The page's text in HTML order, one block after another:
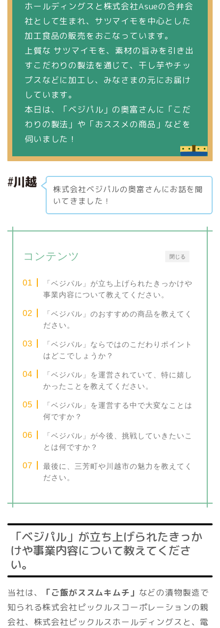
ホールディングスと株式会社Asueの合弁会
社として生まれ、サツマイモを中心とした
加工食品の販売をおこなっています。
上質な サツマイモを、素材の旨みを引き出
すこだわりの製法を通じて、干し芋やチッ
プスなどに加工し、みなさまの元にお届け
しています。
本日は、「ベジパル」の奥富さんに「こだ
わりの製法」や「おススメの商品」などを
伺いました！
株式会社ベジパルの奥富さんにお話を聞
いてきました！
閉じる
コンテンツ
「ベジパル」が立ち上げられたきっかけや
事業内容について教えてください。
「ベジパル」のおすすめの商品を教えてく
ださい。
「ベジパル」ならではのこだわりポイント
はどこでしょうか？
「ベジパル」を運営されていて、特に嬉し
かったことを教えてください。
「ベジパル」を運営する中で大変なことは
何ですか？
「ベジパル」が今後、挑戦していきたいこ
とは何ですか？
最後に、三芳町や川越市の魅力を教えてく
ださい。
「ベジパル」が立ち上げられたきっか
けや事業内容について教えてくださ
い。
当社は、 「ご飯がススムキムチ」 などの漬物製造で
知られる株式会社ピックルスコーポレーションの親
会社、株式会社ピックルスホールディングスと、電